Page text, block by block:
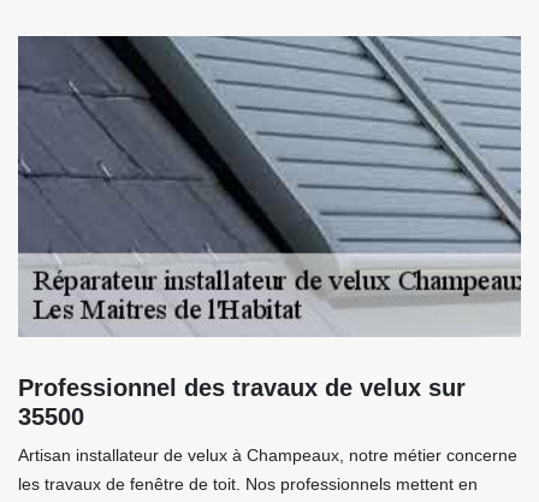
Professionnel des travaux de velux sur
35500
Artisan installateur de velux à Champeaux, notre métier concerne
les travaux de fenêtre de toit. Nos professionnels mettent en